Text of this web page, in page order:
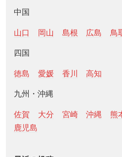
中国
山口 岡山 島根 広島 鳥
四国
徳島 愛媛 香川 高知
九州・沖縄
佐賀 大分 宮崎 沖縄 熊
鹿児島